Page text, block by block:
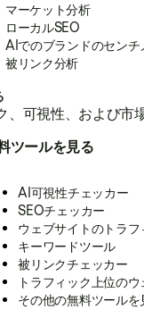
マーケット分析
ローカルSEO
AIでのブランドのセンチ
被リンク分析
、可視性、および
ツールを見る
AI可視性チェッカー
SEOチェッカー
ウェブサイトのトラ
キーワードツール
被リンクチェッカー
トラフィック上位の
その他の無料ツールを